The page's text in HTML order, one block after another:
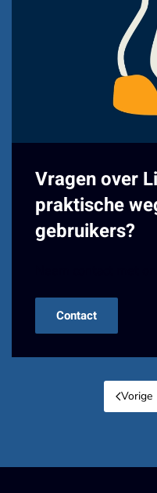
Vragen over
praktische
gebruikers?
Contact
Vorige